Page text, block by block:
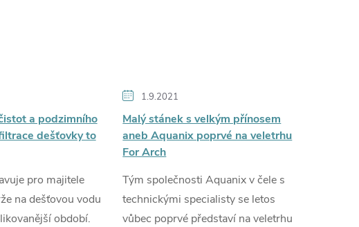
a podzimního
dešťovky to
pro majitele
na dešťovou vodu
období.
1.9.2021
Malý stánek s velkým přínosem
aneb Aquanix poprvé na veletrhu
For Arch
Tým společnosti Aquanix v čele s
technickými specialisty se letos
vůbec poprvé představí na veletrhu